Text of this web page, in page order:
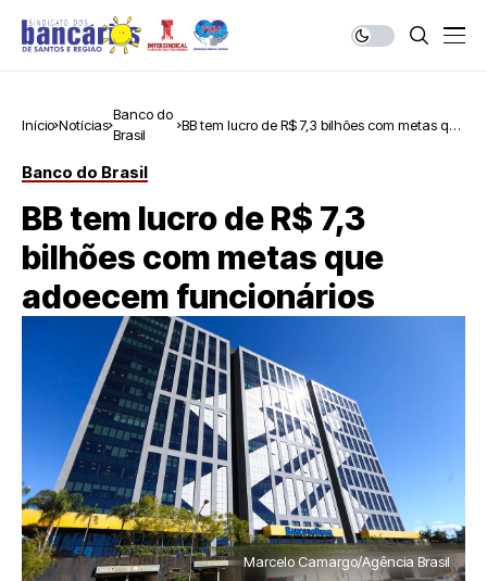
Início Notícias
Banco do
Brasil
BB tem lucro de R$ 7,3 bilhões com metas que
Banco do Brasil
BB tem lucro de R$ 7,3
bilhões com metas que
adoecem funcionários
Marcelo Camargo/Agência Brasil